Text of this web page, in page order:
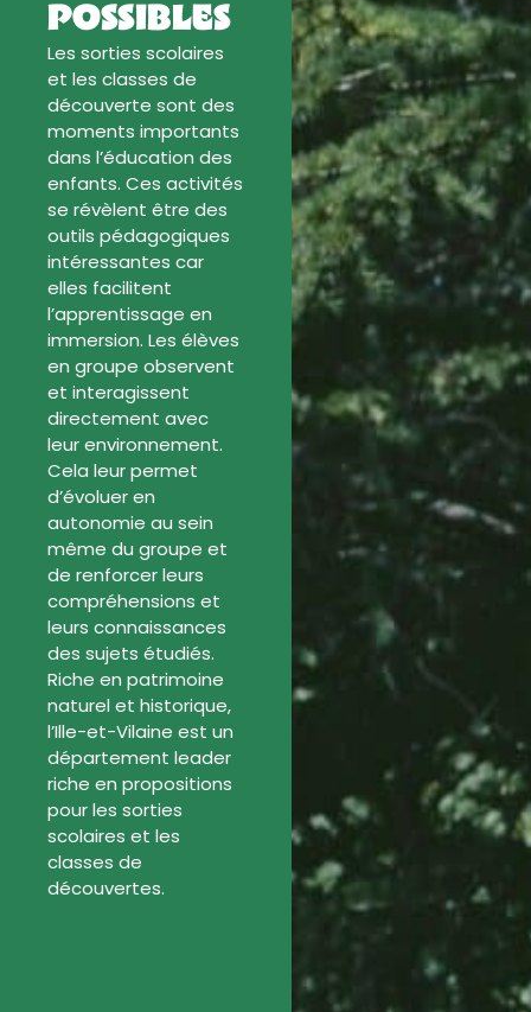
possibles
Les sorties scolaires
et les classes de
découverte sont des
moments importants
dans l’éducation des
enfants. Ces activités
se révèlent être des
outils pédagogiques
intéressantes car
elles facilitent
l’apprentissage en
immersion. Les élèves
en groupe observent
et interagissent
directement avec
leur environnement.
Cela leur permet
d’évoluer en
autonomie au sein
même du groupe et
de renforcer leurs
compréhensions et
leurs connaissances
des sujets étudiés.
Riche en patrimoine
naturel et historique,
l’Ille-et-Vilaine est un
département leader
riche en propositions
pour les sorties
scolaires et les
classes de
découvertes.